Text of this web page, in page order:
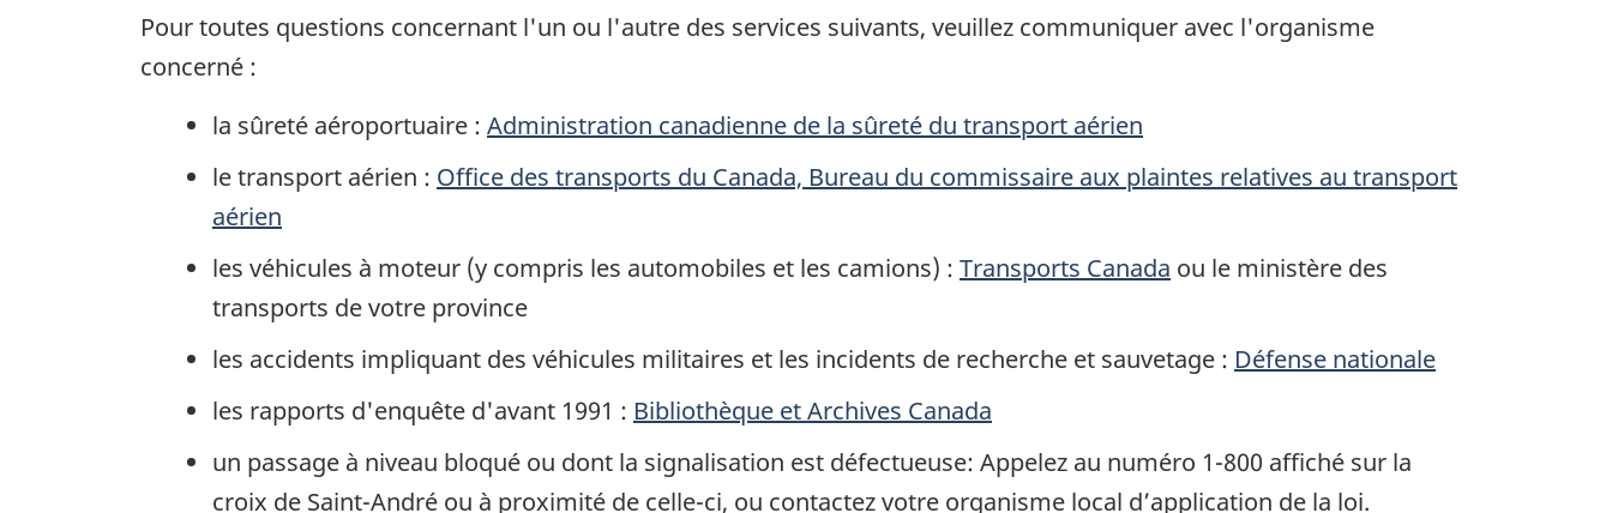
Pour toutes questions concernant l'un ou l'autre des services suivants, veuillez communiquer avec l'organisme
concerné :
la sûreté aéroportuaire : Administration canadienne de la sûreté du transport aérien
le transport aérien : Office des transports du Canada, Bureau du commissaire aux plaintes relatives au transport
aérien
les véhicules à moteur (y compris les automobiles et les camions) : Transports Canada ou le ministère des
transports de votre province
les accidents impliquant des véhicules militaires et les incidents de recherche et sauvetage : Défense nationale
les rapports d'enquête d'avant 1991 : Bibliothèque et Archives Canada
un passage à niveau bloqué ou dont la signalisation est défectueuse: Appelez au numéro 1-800 affiché sur la
croix de Saint-André ou à proximité de celle-ci, ou contactez votre organisme local d’application de la loi.